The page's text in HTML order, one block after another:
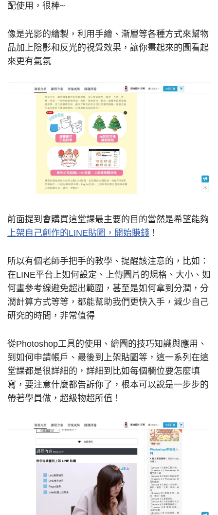
配使用，很棒~
像是光影的繪製，利用手繪、漸層等各種方式來幫物
品加上陰影和反光的視覺效果，讓你畫起來的圖看起
來更有氣氛
前面提到會購買這堂課最主要的目的當然是希望能夠
上架自己創作的LINE貼圖，開始賺錢 ！
所以有個老師手把手的教學、提醒該注意的，比如：
在LINE平台上如何設定、上傳圖片的規格、大小、如
何畫參考線避免超出範圍，甚至是如何拿到分潤，分
潤計算方式等等，都能幫助我們更快入手，減少自己
研究的時間，非常值得
從Photoshop工具的使用、繪圖的技巧知識與應用、
到如何申請帳戶、最後到上架貼圖等，這一系列在這
堂課都是很詳細的，詳細到比如每個欄位要怎麼填
寫，要注意什麼都告訴你了，根本可以說是一步步的
帶著學員做，超級物超所值！